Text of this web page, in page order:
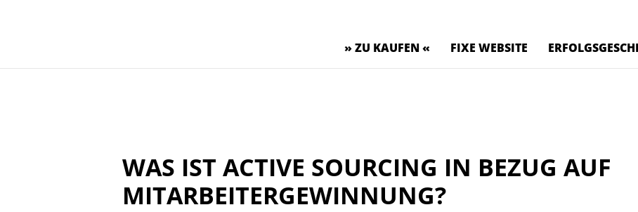
» ZU KAUFEN « FIXE WEBSITE
WAS IST ACTIVE SOURCING IN BEZUG AUF
MITARBEITERGEWINNUNG?